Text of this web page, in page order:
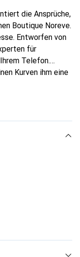
die Ansprüche,
Boutique Noreve.
Entworfen von
für
Telefon.
Kurven ihm eine
anerkannt für